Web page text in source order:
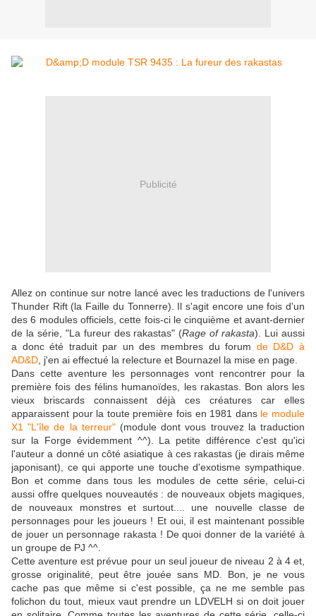
Publicité
Allez on continue sur notre lancé avec les traductions de l'univers
Thunder Rift (la Faille du Tonnerre). Il s'agit encore une fois d'un
des 6 modules officiels, cette fois-ci le cinquième et avant-dernier
de la série, "La fureur des rakastas" (Rage of rakasta). Lui aussi
a donc été traduit par un des membres du forum de D&D à
AD&D , j'en ai effectué la relecture et Bournazel la mise en page.
Dans cette aventure les personnages vont rencontrer pour la
première fois des félins humanoïdes, les rakastas. Bon alors les
vieux briscards connaissent déjà ces créatures car elles
apparaissent pour la toute première fois en 1981 dans le module
X1 "L'île de la terreur"(module dont vous trouvez la traduction
sur la Forge évidemment ^^). La petite différence c'est qu'ici
l'auteur a donné un côté asiatique à ces rakastas (je dirais même
japonisant), ce qui apporte une touche d'exotisme sympathique.
Bon et comme dans tous les modules de cette série, celui-ci
aussi offre quelques nouveautés : de nouveaux objets magiques,
de nouveaux monstres et surtout.... une nouvelle classe de
personnages pour les joueurs ! Et oui, il est maintenant possible
de jouer un personnage rakasta ! De quoi donner de la variété à
un groupe de PJ ^^.
Cette aventure est prévue pour un seul joueur de niveau 2 à 4 et,
grosse originalité, peut être jouée sans MD. Bon, je ne vous
cache pas que même si c'est possible, ça ne me semble pas
folichon du tout, mieux vaut prendre un LDVELH si on doit jouer